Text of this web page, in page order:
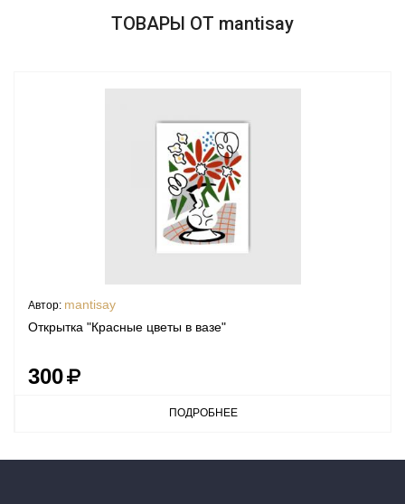
ТОВАРЫ ОТ mantisay
Автор: mantisay
Открытка "Красные цветы в вазе"
300
ПОДРОБНЕЕ